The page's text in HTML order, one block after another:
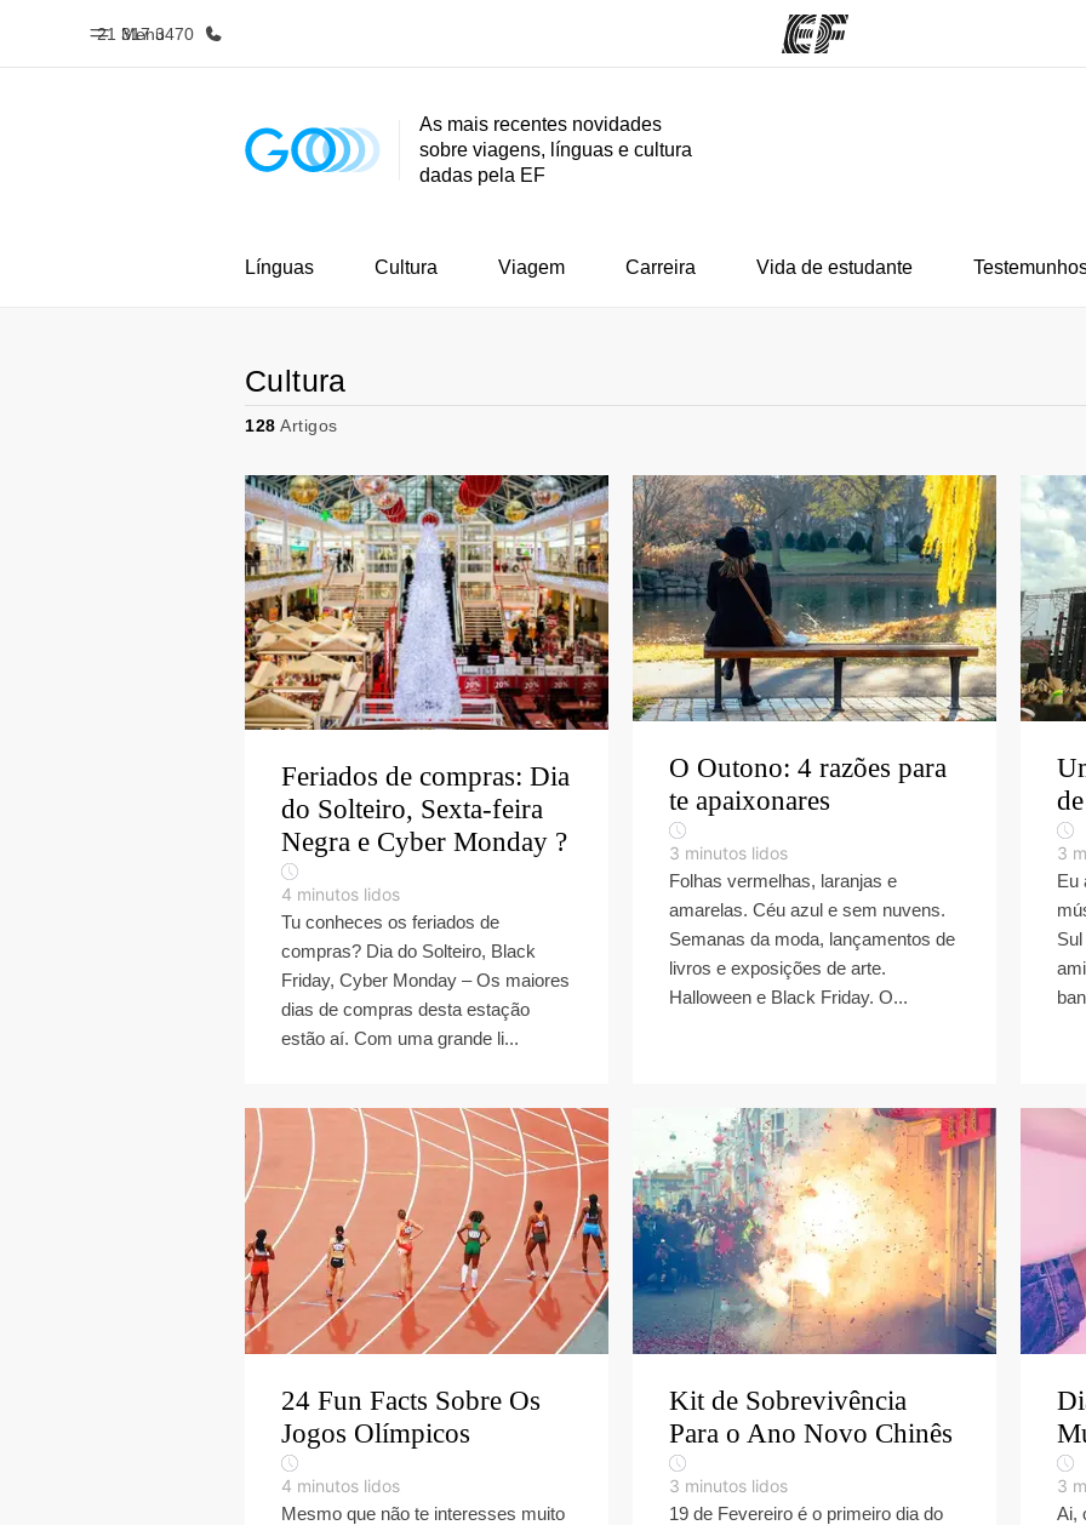
Menu
21 317 3470
Início Programas
Saiba tudo que
As mais recentes novidades
sobre viagens, línguas e cultura
dadas pela EF
Línguas Cultura Viagem Carreira Vida de estudante
Cultura
128 Artigos
Feriados de compras: Dia
do Solteiro, Sexta-feira
Negra e Cyber Monday ?
4 minutos lidos
Tu conheces os feriados de
compras? Dia do Solteiro, Black
Friday, Cyber Monday – Os maiores
dias de compras desta estação
estão aí. Com uma grande li...
O Outono: 4 razões para
te apaixonares
3 minutos lidos
Folhas vermelhas, laranjas e
amarelas. Céu azul e sem nuvens.
Semanas da moda, lançamentos de
livros e exposições de arte.
Halloween e Black Friday. O...
3
Eu
24 Fun Facts Sobre Os
Jogos Olímpicos
4 minutos lidos
Mesmo que não te interesses muito
Kit de Sobrevivência
Para o Ano Novo Chinês
3 minutos lidos
19 de Fevereiro é o primeiro dia do
3
Ai,